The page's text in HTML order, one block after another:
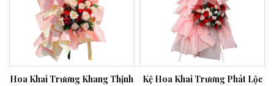
Hoa Khai Trương Khang Thịnh Kệ Hoa Khai Trương Phát Lộc